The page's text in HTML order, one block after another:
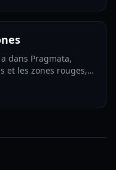
dans Pragmata,
et les zones rouges,